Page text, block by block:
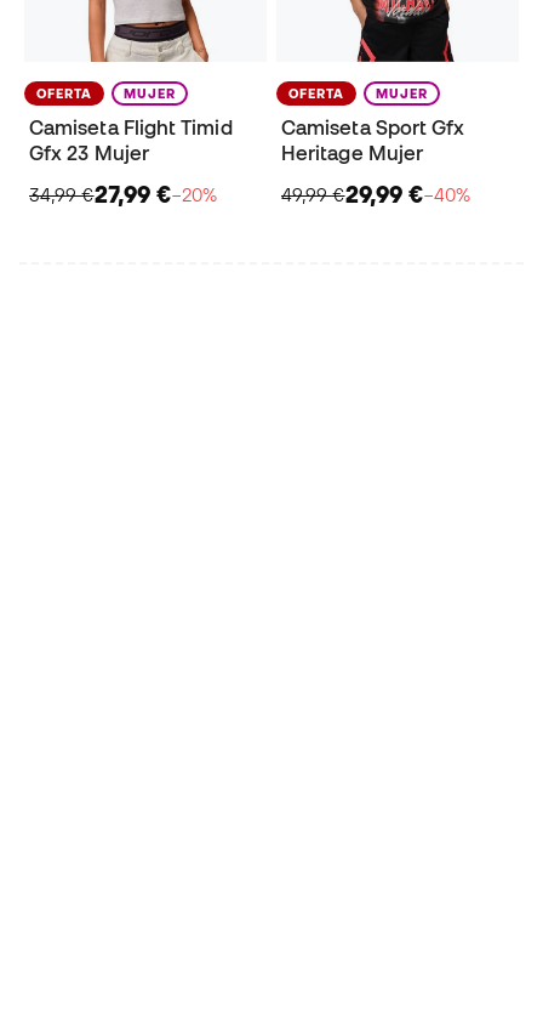
OFERTA MUJER
Camiseta Flight Timid
Gfx 23 Mujer
34,99 €27,99 €−20%
OFERTA MUJER
Camiseta Sport Gfx
Heritage Mujer
49,99 €29,99 €−40%